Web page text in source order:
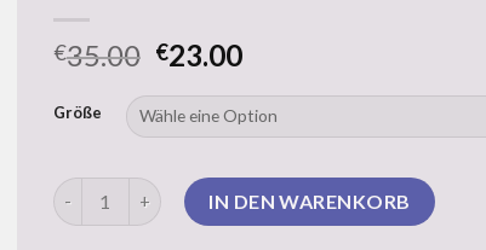
€35.00 €23.00
Größe
gerry weber pullover MengeIN DEN WARENKORB